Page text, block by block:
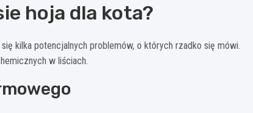
hoja dla kota?
kilka potencjalnych problemów, o których rzadko się mówi.
w liściach.